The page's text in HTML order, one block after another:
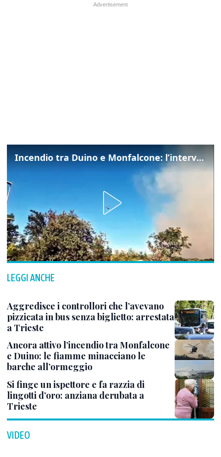
Incendio tra Duino e Monfalcone: l’intervento dei vigili del fuoco
LEGGI ANCHE
Aggredisce i controllori che l’avevano
pizzicata in bus senza biglietto: arrestata
a Trieste
Ancora attivo l’incendio tra Monfalcone
e Duino: le fiamme minacciano le
barche all’ormeggio
Si finge un ispettore e fa razzia di
lingotti d’oro: anziana derubata a
Trieste
VIDEO